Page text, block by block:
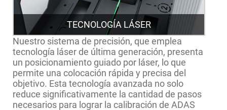
TECNOLOGÍA LÁSER
Nuestro sistema de precisión, que emplea
tecnología láser de última generación, presenta
un posicionamiento guiado por láser, lo que
permite una colocación rápida y precisa del
objetivo. Esta tecnología avanzada no solo
reduce significativamente la cantidad de pasos
necesarios para lograr la calibración de ADAS